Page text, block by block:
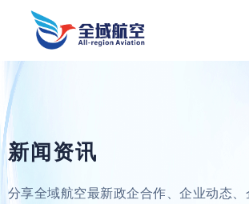
新闻资讯
分享全域航空最新政企合作、企业动态